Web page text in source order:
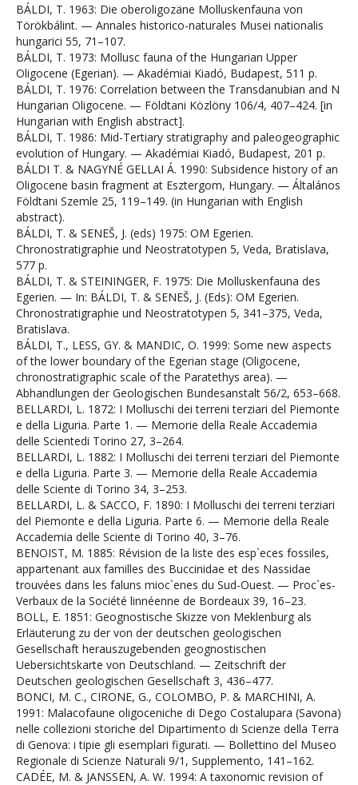
BÁLDI, T. 1963: Die oberoligozäne Molluskenfauna von
Törökbálint. — Annales historico-naturales Musei nationalis
hungarici 55, 71–107.
BÁLDI, T. 1973: Mollusc fauna of the Hungarian Upper
Oligocene (Egerian). — Akadémiai Kiadó, Budapest, 511 p.
BÁLDI, T. 1976: Correlation between the Transdanubian and N
Hungarian Oligocene. — Földtani Közlöny 106/4, 407–424. [in
Hungarian with English abstract].
BÁLDI, T. 1986: Mid-Tertiary stratigraphy and paleogeographic
evolution of Hungary. — Akadémiai Kiadó, Budapest, 201 p.
BÁLDI T. & NAGYNÉ GELLAI Á. 1990: Subsidence history of an
Oligocene basin fragment at Esztergom, Hungary. — Általános
Földtani Szemle 25, 119–149. (in Hungarian with English
abstract).
BÁLDI, T. & SENEŠ, J. (eds) 1975: OM Egerien.
Chronostratigraphie und Neostratotypen 5, Veda, Bratislava,
577 p.
BÁLDI, T. & STEININGER, F. 1975: Die Molluskenfauna des
Egerien. — In: BÁLDI, T. & SENEŠ, J. (Eds): OM Egerien.
Chronostratigraphie und Neostratotypen 5, 341–375, Veda,
Bratislava.
BÁLDI, T., LESS, GY. & MANDIC, O. 1999: Some new aspects
of the lower boundary of the Egerian stage (Oligocene,
chronostratigraphic scale of the Paratethys area). —
Abhandlungen der Geologischen Bundesanstalt 56/2, 653–668.
BELLARDI, L. 1872: I Molluschi dei terreni terziari del Piemonte
e della Liguria. Parte 1. — Memorie della Reale Accademia
delle Scientedi Torino 27, 3–264.
BELLARDI, L. 1882: I Molluschi dei terreni terziari del Piemonte
e della Liguria. Parte 3. — Memorie della Reale Accademia
delle Sciente di Torino 34, 3–253.
BELLARDI, L. & SACCO, F. 1890: I Molluschi dei terreni terziari
del Piemonte e della Liguria. Parte 6. — Memorie della Reale
Accademia delle Sciente di Torino 40, 3–76.
BENOIST, M. 1885: Révision de la liste des esp`eces fossiles,
appartenant aux familles des Buccinidae et des Nassidae
trouvées dans les faluns mioc`enes du Sud-Ouest. — Proc`es-
Verbaux de la Société linnéenne de Bordeaux 39, 16–23.
BOLL, E. 1851: Geognostische Skizze von Meklenburg als
Erläuterung zu der von der deutschen geologischen
Gesellschaft herauszugebenden geognostischen
Uebersichtskarte von Deutschland. — Zeitschrift der
Deutschen geologischen Gesellschaft 3, 436–477.
BONCI, M. C., CIRONE, G., COLOMBO, P. & MARCHINI, A.
1991: Malacofaune oligoceniche di Dego Costalupara (Savona)
nelle collezioni storiche del Dipartimento di Scienze della Terra
di Genova: i tipie gli esemplari figurati. — Bollettino del Museo
Regionale di Scienze Naturali 9/1, Supplemento, 141–162.
CADÉE, M. & JANSSEN, A. W. 1994: A taxonomic revision of